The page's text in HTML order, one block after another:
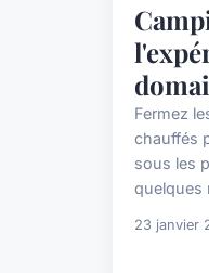
Fermez
chauffés
sous les
quelques
23 janvier